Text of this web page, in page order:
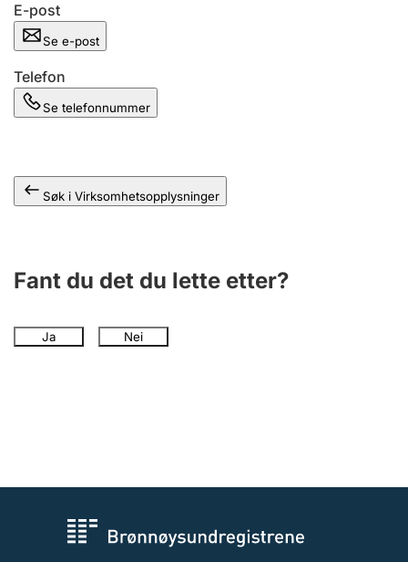
E-post
Se e-post
Telefon
Se telefonnummer
Søk i Virksomhetsopplysninger
Fant du det du lette etter?
Ja Nei